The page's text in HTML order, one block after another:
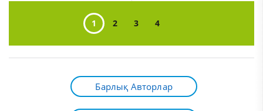
1 2 3 4
Барлық Авторлар